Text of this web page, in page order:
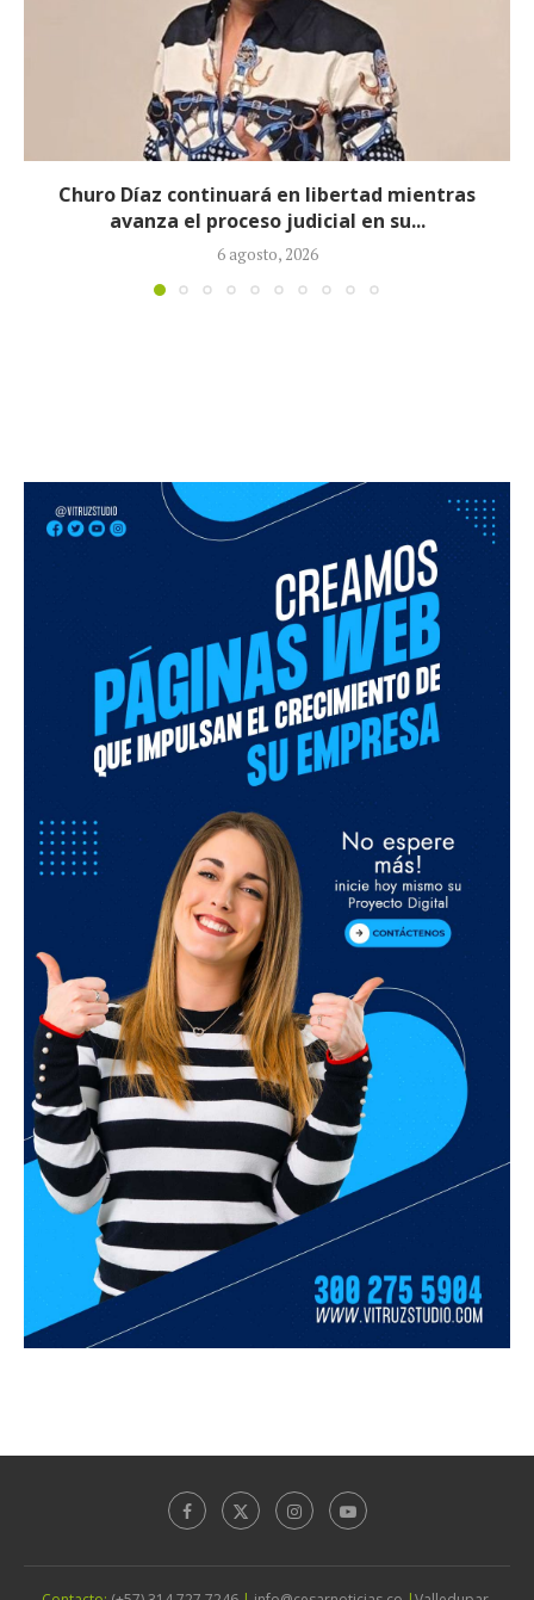
Proceso contra Jorge Alfredo
tras retiro de tres...